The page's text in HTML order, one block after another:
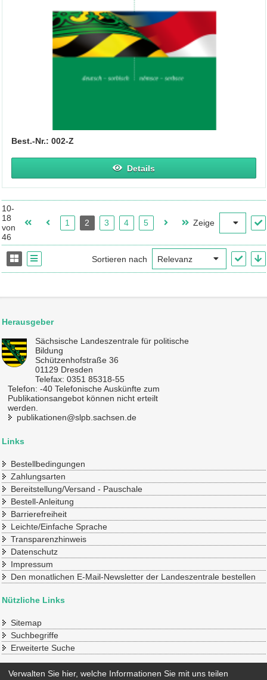
Best.-Nr.: 002-Z
Details
10-
18
von
46
1 2 3 4 5 Zeige
Sortieren nach
Herausgeber
Sächsische Landeszentrale für politische
Bildung
Schützenhofstraße 36
01129 Dresden
Telefax: 0351 85318-55
Telefon: -40 Telefonische Auskünfte zum
Publikationsangebot können nicht erteilt
werden.
publikationen@slpb.sachsen.de
Links
Bestellbedingungen
Zahlungsarten
Bereitstellung/Versand - Pauschale
Bestell-Anleitung
Barrierefreiheit
Leichte/Einfache Sprache
Transparenzhinweis
Datenschutz
Impressum
Den monatlichen E-Mail-Newsletter der Landeszentrale bestellen
Nützliche Links
Sitemap
Suchbegriffe
Erweiterte Suche
Konto
Verwalten Sie hier, welche Informationen Sie mit uns teilen